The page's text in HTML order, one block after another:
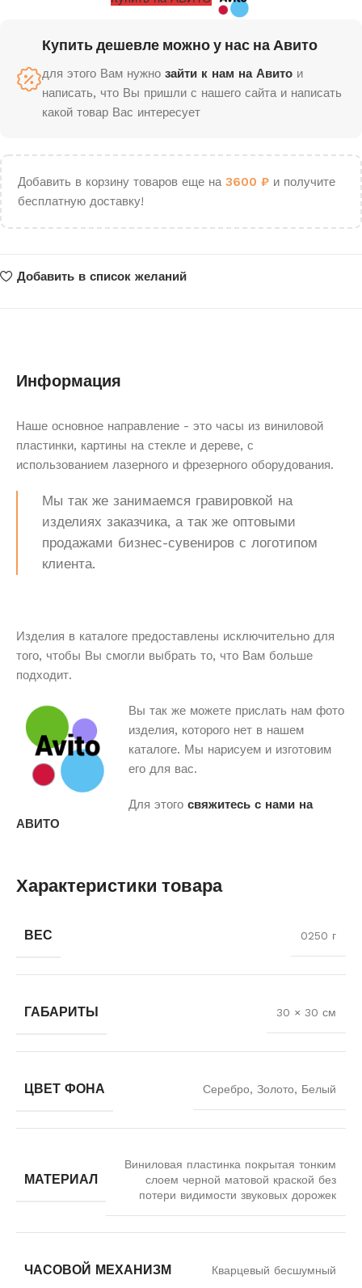
Купить дешевле можно у нас на Авито
для этого Вам нужно зайти к нам на Авито и
написать, что Вы пришли с нашего сайта и написать
какой товар Вас интересует
Добавить в корзину товаров еще на 3600 ₽ и получите
бесплатную доставку!
Добавить в список желаний
Информация
Наше основное направление - это часы из виниловой
пластинки, картины на стекле и дереве, с
использованием лазерного и фрезерного оборудования.
Мы так же занимаемся гравировкой на
изделиях заказчика, а так же оптовыми
продажами бизнес-сувениров с логотипом
клиента.
Изделия в каталоге предоставлены исключительно для
того, чтобы Вы смогли выбрать то, что Вам больше
подходит.
Вы так же можете прислать нам фото
изделия, которого нет в нашем
каталоге. Мы нарисуем и изготовим
его для вас.
Для этого свяжитесь с нами на
АВИТО
Характеристики товара
ВЕС 0250 г
ГАБАРИТЫ 30 × 30 см
ЦВЕТ ФОНА Серебро, Золото, Белый
МАТЕРИАЛ
Виниловая пластинка покрытая тонким
слоем черной матовой краской без
потери видимости звуковых дорожек
ЧАСОВОЙ МЕХАНИЗМ Кварцевый бесшумный